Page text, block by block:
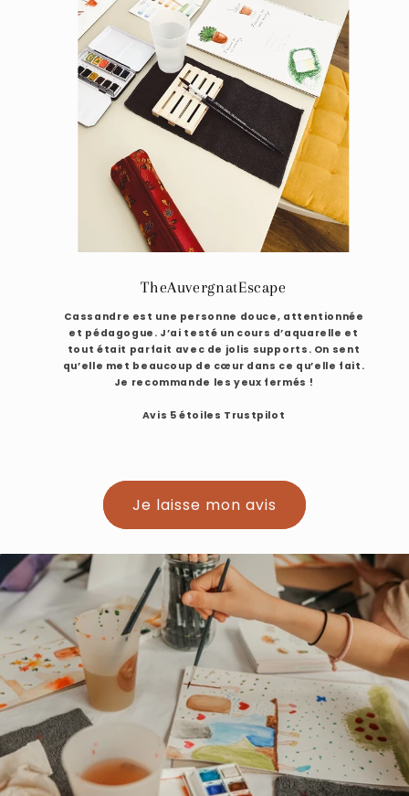
TheAuvergnatEscape
Cassandre est une personne douce, attentionnée
et pédagogue. J’ai testé un cours d’aquarelle et
tout était parfait avec de jolis supports. On sent
qu’elle met beaucoup de cœur dans ce qu’elle fait.
Je recommande les yeux fermés !
Avis 5 étoiles Trustpilot
Je laisse mon avis